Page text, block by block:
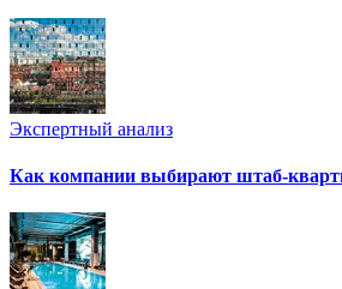
Экспертный анализ
Как компании выбирают штаб-